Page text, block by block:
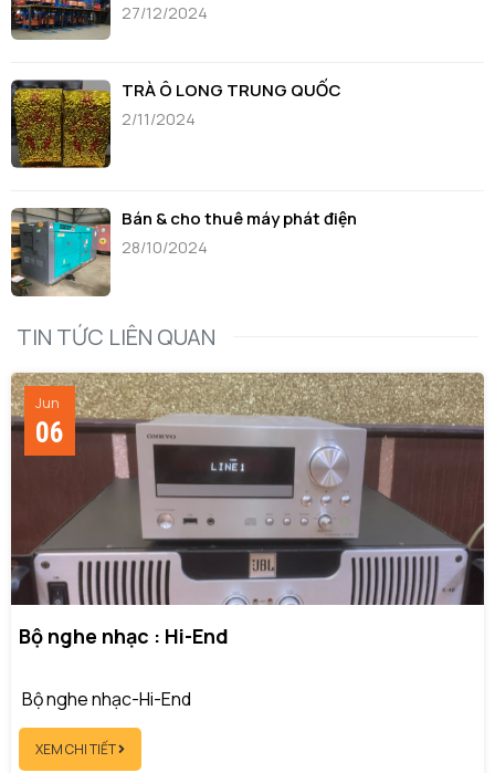
27/12/2024
TRÀ Ô LONG TRUNG QUỐC
2/11/2024
Bán & cho thuê máy phát điện
28/10/2024
TIN TỨC LIÊN QUAN
Jun
06
Bộ nghe nhạc : Hi-End
Bộ nghe nhạc-Hi-End
XEM CHI TIẾT